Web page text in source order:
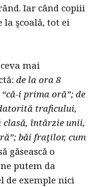
Iar când copiii
la şcoală, tot ei
mai
de la ora 8
i prima oră”; de
traficului,
clasă, întârzie unii,
băi fraţilor, cum
găsească o
putem da
de exemple nici